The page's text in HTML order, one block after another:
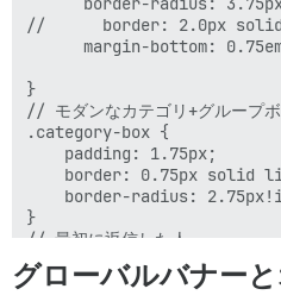
//      border: 2.0px
margin-bottom:
}
// モダンなカテゴリ+グループ
.category-box {
    padding: 1.75px;
border: 0.75px solid
border-radius:
}
// 最初に返信した人
.first-replier {
    &.--image {
グローバルバナー